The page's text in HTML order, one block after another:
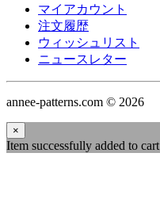
マイアカウント
注文履歴
ウィッシュリスト
ニュースレター
annee-patterns.com © 2026
×
Item successfully added to cart